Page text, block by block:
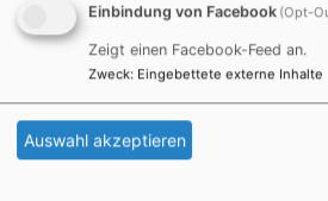
Einbindung von Facebook (Opt-
Zeigt einen Facebook-Feed an.
Zweck: Eingebettete externe Inhalte
Auswahl akzeptieren